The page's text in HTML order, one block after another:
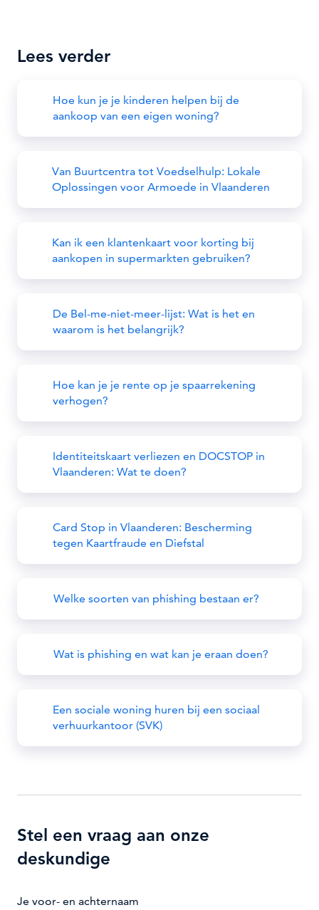
Lees verder
Hoe kun je je kinderen helpen bij de
aankoop van een eigen woning?
Van Buurtcentra tot Voedselhulp: Lokale
Oplossingen voor Armoede in Vlaanderen
Kan ik een klantenkaart voor korting bij
aankopen in supermarkten gebruiken?
De Bel-me-niet-meer-lijst: Wat is het en
waarom is het belangrijk?
Hoe kan je je rente op je spaarrekening
verhogen?
Identiteitskaart verliezen en DOCSTOP in
Vlaanderen: Wat te doen?
Card Stop in Vlaanderen: Bescherming
tegen Kaartfraude en Diefstal
Welke soorten van phishing bestaan er?
Wat is phishing en wat kan je eraan doen?
Een sociale woning huren bij een sociaal
verhuurkantoor (SVK)
Stel een vraag aan onze
deskundige
Je voor- en achternaam